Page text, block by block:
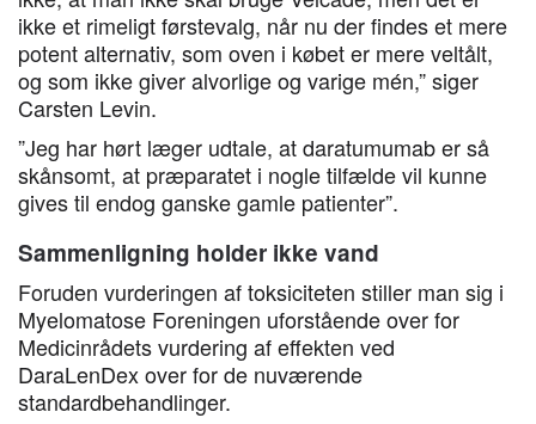
ikke et rimeligt førstevalg, når nu der findes et mere
potent alternativ, som oven i købet er mere veltålt,
og som ikke giver alvorlige og varige mén,” siger
Carsten Levin.
”Jeg har hørt læger udtale, at daratumumab er så
skånsomt, at præparatet i nogle tilfælde vil kunne
gives til endog ganske gamle patienter”.
Sammenligning holder ikke vand
Foruden vurderingen af toksiciteten stiller man sig i
Myelomatose Foreningen uforstående over for
Medicinrådets vurdering af effekten ved
DaraLenDex over for de nuværende
standardbehandlinger.